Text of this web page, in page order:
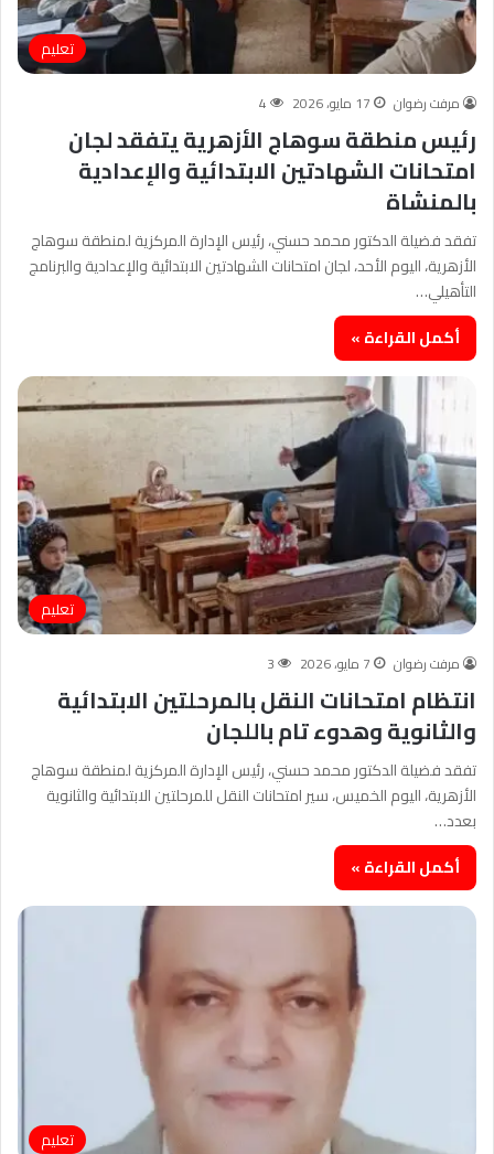
تعليم
مرفت رضوان 17 مايو، 2026 4
رئيس منطقة سوهاج الأزهرية يتفقد لجان
امتحانات الشهادتين الابتدائية والإعدادية
بالمنشاة
تفقد فضيلة الدكتور محمد حسني، رئيس الإدارة المركزية لمنطقة سوهاج
الأزهرية، اليوم الأحد، لجان امتحانات الشهادتين الابتدائية والإعدادية والبرنامج
التأهيلي…
أكمل القراءة »
تعليم
مرفت رضوان 7 مايو، 2026 3
انتظام امتحانات النقل بالمرحلتين الابتدائية
والثانوية وهدوء تام باللجان
تفقد فضيلة الدكتور محمد حسني، رئيس الإدارة المركزية لمنطقة سوهاج
الأزهرية، اليوم الخميس، سير امتحانات النقل للمرحلتين الابتدائية والثانوية
بعدد…
أكمل القراءة »
تعليم